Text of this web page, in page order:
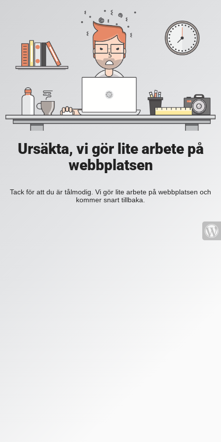
Ursäkta, vi gör lite arbete på
webbplatsen
Tack för att du är tålmodig. Vi gör lite arbete på webbplatsen och
kommer snart tillbaka.